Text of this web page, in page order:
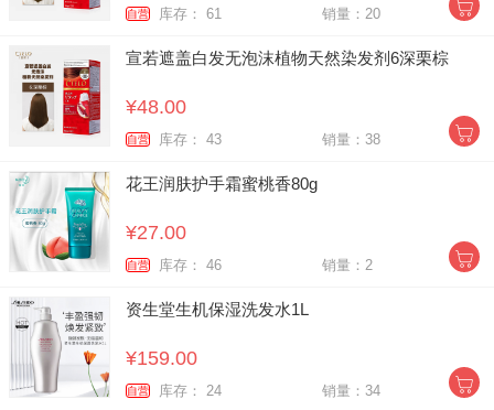
自营 库存： 61 销量：20
宣若遮盖白发无泡沫植物天然染发剂6深栗棕
¥48.00
自营 库存： 43 销量：38
花王润肤护手霜蜜桃香80g
¥27.00
自营 库存： 46 销量：2
资生堂生机保湿洗发水1L
¥159.00
自营 库存： 24 销量：34